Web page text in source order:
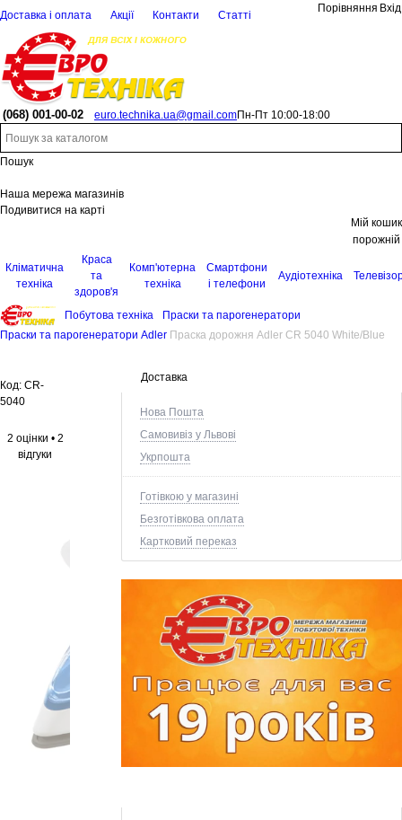
Доставка і оплата Акції Контакти Статті
Порівняння Вхід
(068) 001-00-02 euro.technika.ua@gmail.comПн-Пт 10:00-18:00
Пошук
Наша мережа магазинів
Подивитися на карті
Мій кошик
порожній
Кліматична
техніка
Краса
та
здоров'я
Комп'ютерна
техніка
Смартфони
і телефони
Аудіотехніка
Побутова техніка
Праски та парогенератори
Праски та парогенератори Adler Праска дорожня Adler CR 5040 White/Blue
Доставка
Нова Пошта
Самовивіз у Львові
Укрпошта
Готівкою у магазині
Безготівкова оплата
Картковий переказ
Код: CR-
5040
2 оцінки • 2
відгуки